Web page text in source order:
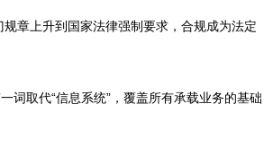
规章上升到国家法律强制要求，合规成为法定
一词取代“信息系统”，覆盖所有承载业务的基础